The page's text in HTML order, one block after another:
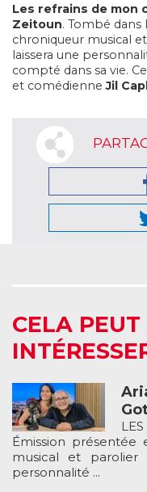
Les refrains de mon
Zeitoun. Tombé dans
chroniqueur musical
laissera une
compté dans sa vie.
et comédienneJil
CELA
Émission
musical et parolier
personnalité ...